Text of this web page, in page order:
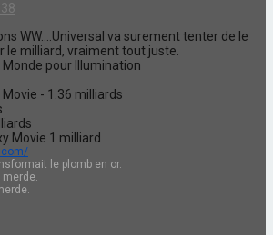
WW....Universal va surement tenter de le
le milliard, vraiment tout juste.
pour Illumination
- 1.36 milliards
Movie 1 milliard
le plomb en or.